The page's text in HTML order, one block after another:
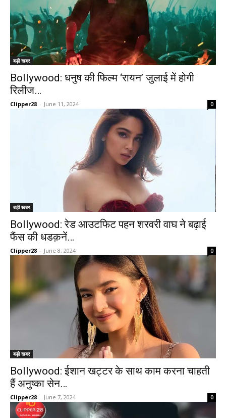
बड़ी खबर
Bollywood: धनुष की फिल्म ‘रायन’ जुलाई में होगी
रिलीज…
Clipper28 - June 11, 2024 0
बड़ी खबर
Bollywood: रेड आउटफिट पहन शरवरी वाघ ने बढ़ाई
फैंस की धडक़नें…
Clipper28 - June 8, 2024 0
बड़ी खबर
Bollywood: ईशान खट्टर के साथ काम करना चाहती
हैं अनुष्का सेन…
Clipper28 - June 7, 2024 0